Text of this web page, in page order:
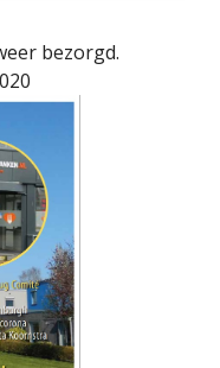
bezorgd.